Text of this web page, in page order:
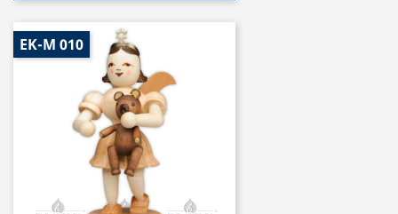
EK-M 010